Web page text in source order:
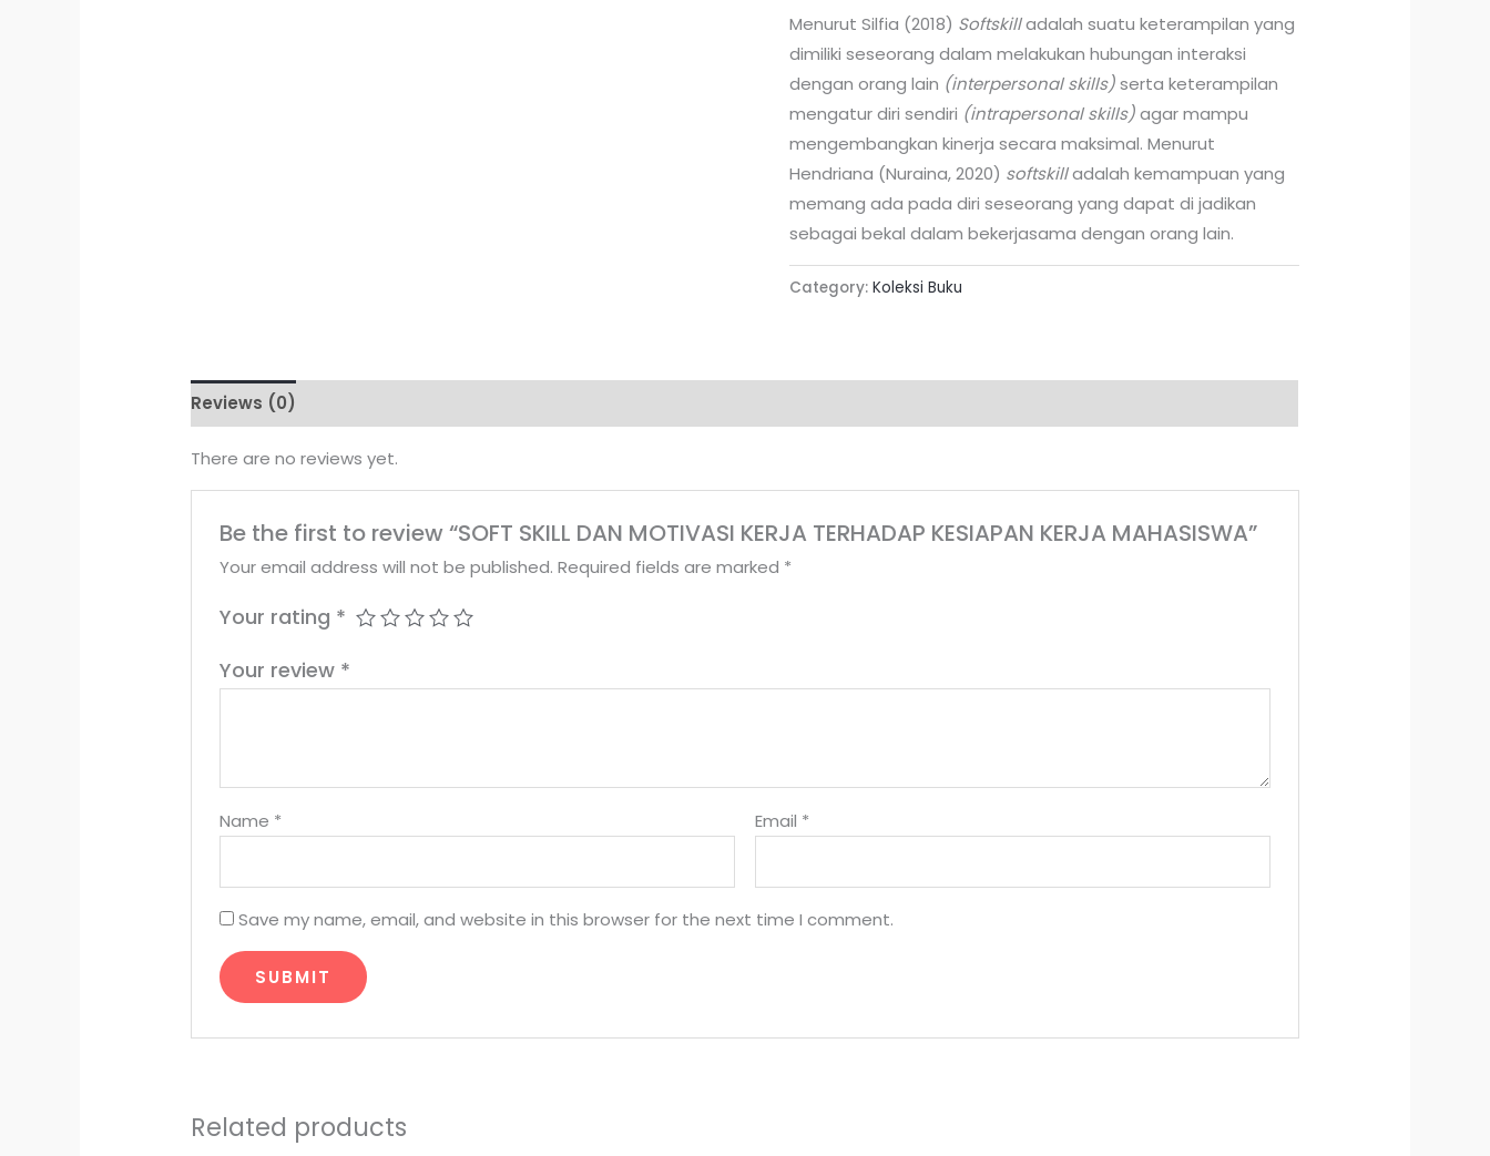
Menurut Silfia (2018) Softskilladalah suatu keterampilan yang
dimiliki seseorang dalam melakukan hubungan interaksi
dengan orang lain (interpersonal skills)serta keterampilan
mengatur diri sendiri (intrapersonal skills)agar mampu
mengembangkan kinerja secara maksimal. Menurut
Hendriana (Nuraina, 2020) softskilladalah kemampuan yang
memang ada pada diri seseorang yang dapat di jadikan
sebagai bekal dalam bekerjasama dengan orang lain.
Category: Koleksi Buku
Reviews (0)
There are no reviews yet.
Be the first to review “SOFT SKILL DAN MOTIVASI KERJA TERHADAP KESIAPAN KERJA MAHASISWA”
Your email address will not be published. Required fields are marked *
Your rating *
Your review *
Name * Email *
Save my name, email, and website in this browser for the next time I comment.
Related products